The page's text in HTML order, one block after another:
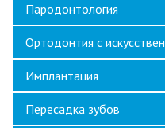
Пародонтология
Ортодонтия с
Имплантация
Пересадка зубов